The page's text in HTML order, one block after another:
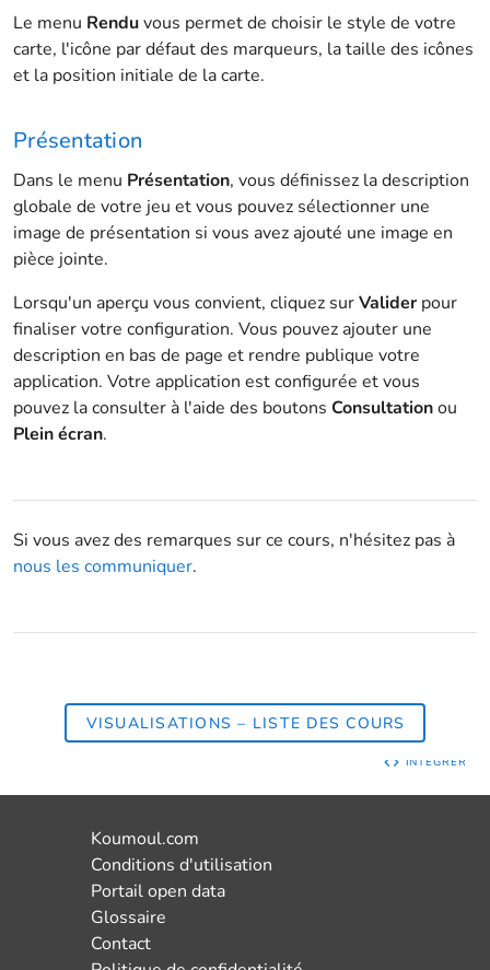
INTÉGRER
Le menu Renduvous permet de choisir le style de votre
carte, l'icône par défaut des marqueurs, la taille des icônes
et la position initiale de la carte.
Présentation
Dans le menu Présentation, vous définissez la description
globale de votre jeu et vous pouvez sélectionner une
image de présentation si vous avez ajouté une image en
pièce jointe.
Lorsqu'un aperçu vous convient, cliquez surValider pour
finaliser votre configuration. Vous pouvez ajouter une
description en bas de page et rendre publique votre
application. Votre application est configurée et vous
pouvez la consulter à l'aide des boutons Consultationou
Plein écran.
Si vous avez des remarques sur ce cours, n'hésitez pas à
nous les communiquer.
VISUALISATIONS – LISTE DES COURS
Koumoul.com
Conditions d'utilisation
Portail open data
Glossaire
Contact